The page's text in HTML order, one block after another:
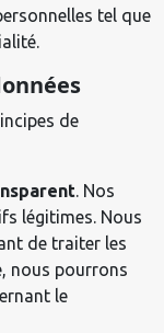
tel que
de
. Nos
légitimes. Nous
de traiter les
nous pourrons
le